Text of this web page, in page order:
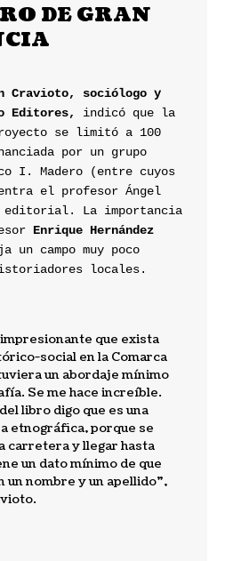
DE GRAN
Cravioto, sociólogo y
Editores,
indicó que la
se limitó a 100
por un grupo
I. Madero (entre cuyos
el profesor Ángel
La importancia
Enrique Hernández
un campo muy poco
locales.
que exista
social en la Comarca
un abordaje mínimo
Se me hace increíble.
libro digo que es una
etnográfica, porque se
carretera y llegar hasta
un dato mínimo de que
un nombre y un apellido”,